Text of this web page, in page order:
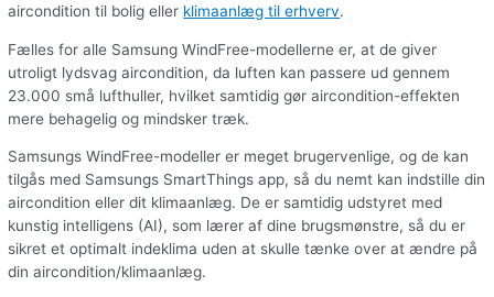
aircondition til bolig eller klimaanlæg til erhverv.
Fælles for alle Samsung WindFree-modellerne er, at de giver
utroligt lydsvag aircondition, da luften kan passere ud gennem
23.000 små lufthuller, hvilket samtidig gør aircondition-effekten
mere behagelig og mindsker træk.
Samsungs WindFree-modeller er meget brugervenlige, og de kan
tilgås med Samsungs SmartThings app, så du nemt kan indstille din
aircondition eller dit klimaanlæg. De er samtidig udstyret med
kunstig intelligens (AI), som lærer af dine brugsmønstre, så du er
sikret et optimalt indeklima uden at skulle tænke over at ændre på
din aircondition/klimaanlæg.